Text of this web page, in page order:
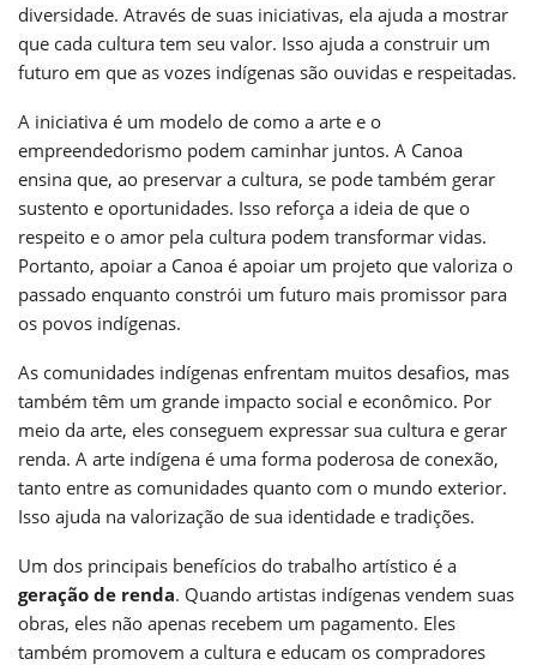
diversidade. Através de suas iniciativas, ela ajuda a mostrar
que cada cultura tem seu valor. Isso ajuda a construir um
futuro em que as vozes indígenas são ouvidas e respeitadas.
A iniciativa é um modelo de como a arte e o
empreendedorismo podem caminhar juntos. A Canoa
ensina que, ao preservar a cultura, se pode também gerar
sustento e oportunidades. Isso reforça a ideia de que o
respeito e o amor pela cultura podem transformar vidas.
Portanto, apoiar a Canoa é apoiar um projeto que valoriza o
passado enquanto constrói um futuro mais promissor para
os povos indígenas.
As comunidades indígenas enfrentam muitos desafios, mas
também têm um grande impacto social e econômico. Por
meio da arte, eles conseguem expressar sua cultura e gerar
renda. A arte indígena é uma forma poderosa de conexão,
tanto entre as comunidades quanto com o mundo exterior.
Isso ajuda na valorização de sua identidade e tradições.
Um dos principais benefícios do trabalho artístico é a
geração de renda. Quando artistas indígenas vendem suas
obras, eles não apenas recebem um pagamento. Eles
também promovem a cultura e educam os compradores